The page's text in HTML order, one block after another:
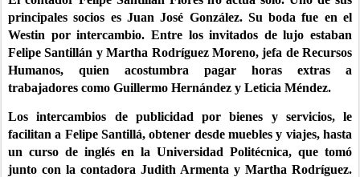
principales socios es Juan José González. Su boda fue en el
Westin por intercambio. Entre los invitados de lujo estaban
Felipe Santillán y Martha Rodríguez Moreno, jefa de Recursos
Humanos, quien acostumbra pagar horas extras a
trabajadores como Guillermo Hernández y Leticia Méndez.
Los intercambios de publicidad por bienes y servicios, le
facilitan a Felipe Santillá, obtener desde muebles y viajes, hasta
un curso de inglés en la Universidad Politécnica, que tomó
junto con la contadora Judith Armenta y Martha Rodríguez.